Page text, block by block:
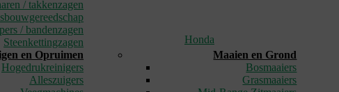
/ takkenzagen
/ bandenzagen
Steenkettingzagen
en Opruimen
Hogedrukreinigers
Alleszuigers
Honda
Maaien en Grond
Bosmaaiers
Grasmaaiers